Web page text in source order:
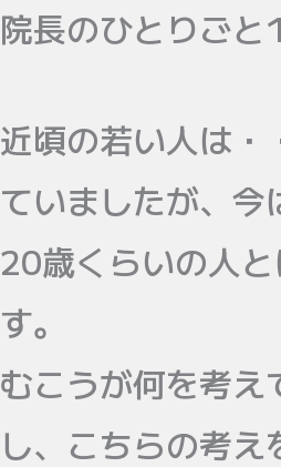
院長のひとりご
近頃の若い人は・
ていましたが、今
20歳くらいの人
す。
むこうが何を考
し、こちらの考